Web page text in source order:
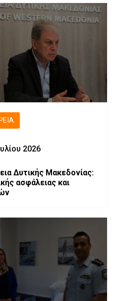
2026
Δυτικής Μακεδονίας:
ασφάλειας και